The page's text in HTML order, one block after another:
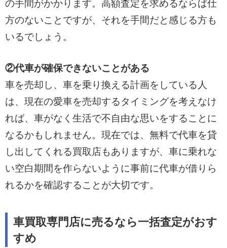
の手間がかかります。高額査定を求めるならば仕
方のないことですが、それを手間だと感じる方も
いるでしょう。
②代車が確保できないことがある
車を売却し、車を乗り換える計画をしている人
は、現在の愛車を売却するタイミングを考えなけ
れば、車がなく生活で不自由な思いをすることに
なるかもしれません。現在では、無料で代車を貸
し出してくれる買取店もありますが、車に乗れな
い空白期間を作らないように事前に代車が借りら
れるかを確認することが大切です。
車買取専門店に売るなら一括査定がおす
すめ